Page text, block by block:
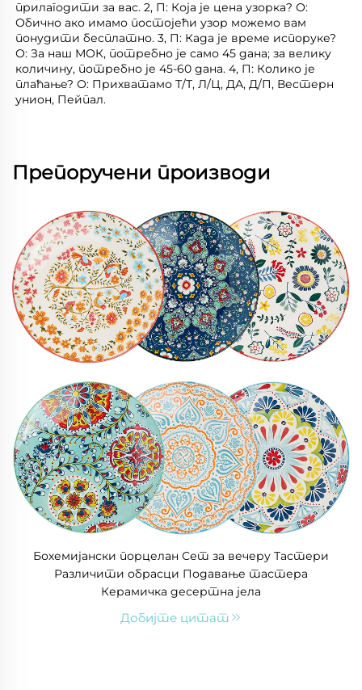
прилагодити за вас. 2, П: Која је цена узорка? О:
Обично ако имамо постојећи узор можемо вам
понудити бесплатно. 3, П: Када је време испоруке?
О: За наш МОК, потребно је само 45 дана; за велику
количину, потребно је 45-60 дана. 4, П: Колико је
плаћање? О: Прихватамо Т/Т, Л/Ц, ДА, Д/П, Вестерн
унион, Пейпал.
Препоручени производи
Бохемијански порцелан Сет за вечеру Тастери
Различити обрасци Подавање тастера
Керамичка десертна јела
Добијте цитат